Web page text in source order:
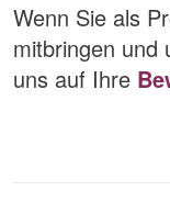
Wenn Sie als
mitbringen und
uns auf Ihre